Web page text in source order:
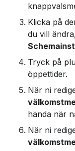
Klicka på
du vill
Tryck på
öppettider.
När ni
hända när
När ni